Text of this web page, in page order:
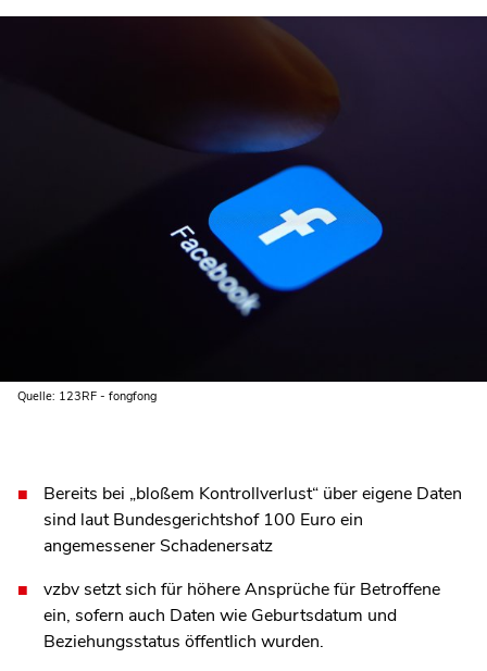
Quelle: 123RF - fongfong
Bereits bei „bloßem Kontrollverlust“ über eigene Daten
sind laut Bundesgerichtshof 100 Euro ein
angemessener Schadenersatz
vzbv setzt sich für höhere Ansprüche für Betroffene
ein, sofern auch Daten wie Geburtsdatum und
Beziehungsstatus öffentlich wurden.